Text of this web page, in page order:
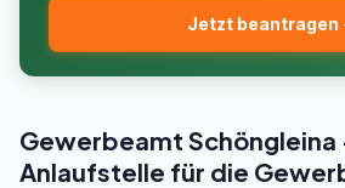
Jetzt beantragen
Gewerbeamt Schöngleina
Anlaufstelle für die